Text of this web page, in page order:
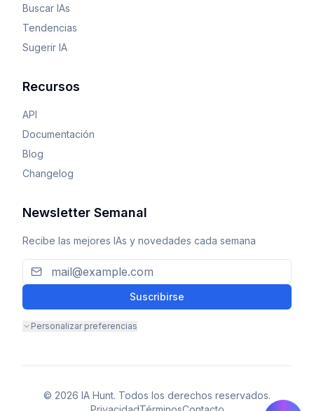
Buscar IAs
Tendencias
Sugerir IA
Recursos
API
Documentación
Blog
Changelog
Newsletter Semanal
Recibe las mejores IAs y novedades cada semana
Suscribirse
Personalizar preferencias
© 2026 IA Hunt. Todos los derechos reservados.